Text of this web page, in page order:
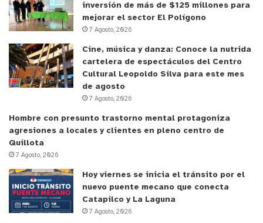
inversión de más de $125 millones para
mejorar el sector El Polígono
7 Agosto, 2026
Cine, música y danza: Conoce la nutrida
cartelera de espectáculos del Centro
Cultural Leopoldo Silva para este mes
de agosto
7 Agosto, 2026
Hombre con presunto trastorno mental protagoniza
agresiones a locales y clientes en pleno centro de
Quillota
7 Agosto, 2026
Hoy viernes se inicia el tránsito por el
nuevo puente mecano que conecta
Catapilco y La Laguna
7 Agosto, 2026